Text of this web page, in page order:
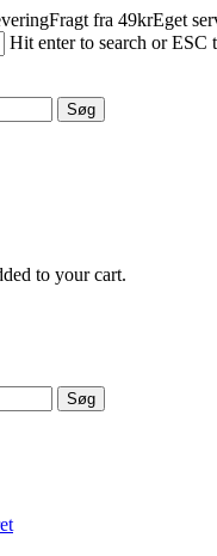
Fragt fra 49krEget
Hit enter to search or ESC
Søg
to your cart.
Søg